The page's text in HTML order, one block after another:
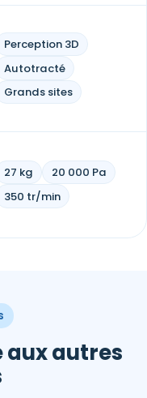
Perception 3D
Autotracté
Grands sites
27 kg
20 000 Pa
350 tr/min
aux autres